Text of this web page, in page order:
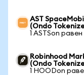
AST
(Ondo
1 ASTSon
Robinhood
(Ondo
1 HOODon